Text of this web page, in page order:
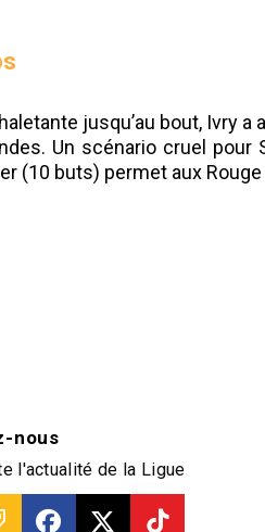
jusqu’au bout, Ivry
Un scénario cruel
(10 buts) permet aux
nous
l'actualité de la Ligue